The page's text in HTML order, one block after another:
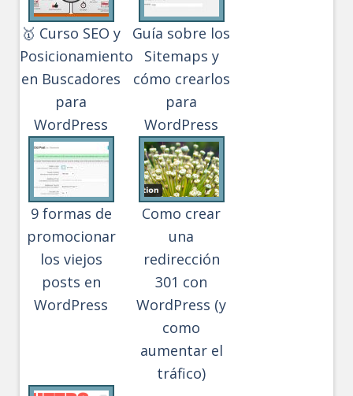
🥇 Curso SEO y
Posicionamiento
en Buscadores
para
WordPress
Guía sobre los
Sitemaps y
cómo crearlos
para
WordPress
9 formas de
promocionar
los viejos
posts en
WordPress
Como crear
una
redirección
301 con
WordPress (y
como
aumentar el
tráfico)